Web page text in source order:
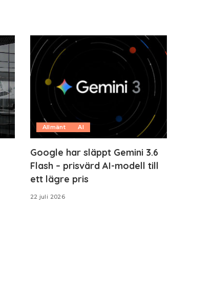
Allmänt AI
Google har släppt Gemini 3.6
Flash – prisvärd AI-modell till
ett lägre pris
22 juli 2026